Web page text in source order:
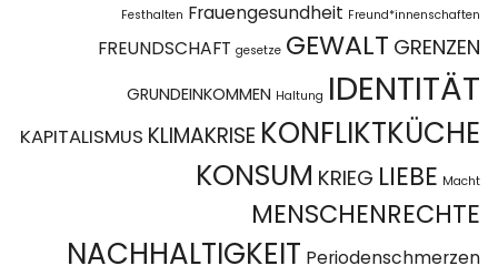
Festhalten Frauengesundheit Freund*innenschaften
FREUNDSCHAFT gesetze GEWALT GRENZEN
GRUNDEINKOMMEN Haltung IDENTITÄT
KAPITALISMUS KLIMAKRISE KONFLIKTKÜCHE
KONSUM KRIEG LIEBE Macht
MENSCHENRECHTE
NACHHALTIGKEIT Periodenschmerzen